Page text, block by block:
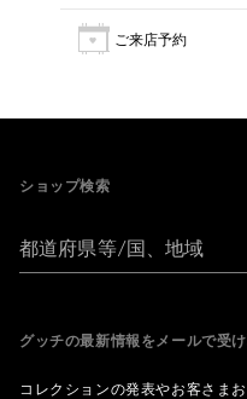
ご来店予約
Footer
ショップ検索
都道府県等/国、地域
グッチの最新情報をメールで受
コレクションの発表やお客さま